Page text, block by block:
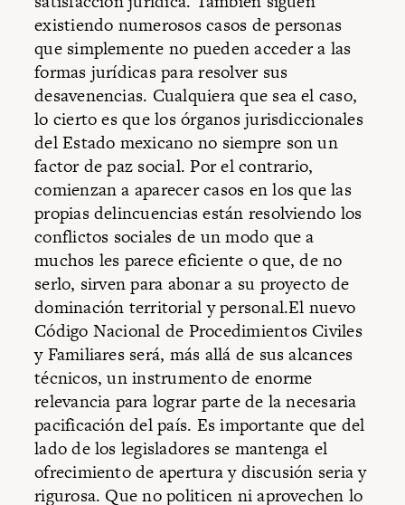
existiendo numerosos casos de personas
que simplemente no pueden acceder a las
formas jurídicas para resolver sus
desavenencias. Cualquiera que sea el caso,
lo cierto es que los órganos jurisdiccionales
del Estado mexicano no siempre son un
factor de paz social. Por el contrario,
comienzan a aparecer casos en los que las
propias delincuencias están resolviendo los
conflictos sociales de un modo que a
muchos les parece eficiente o que, de no
serlo, sirven para abonar a su proyecto de
dominación territorial y personal.El nuevo
Código Nacional de Procedimientos Civiles
y Familiares será, más allá de sus alcances
técnicos, un instrumento de enorme
relevancia para lograr parte de la necesaria
pacificación del país. Es importante que del
lado de los legisladores se mantenga el
ofrecimiento de apertura y discusión seria y
rigurosa. Que no politicen ni aprovechen lo